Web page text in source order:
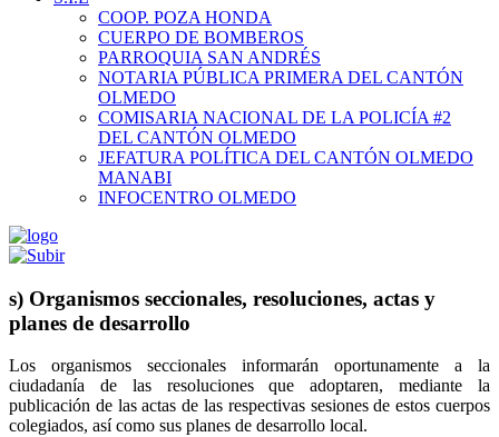
COOP. POZA HONDA
CUERPO DE BOMBEROS
PARROQUIA SAN ANDRÉS
NOTARIA PÚBLICA PRIMERA DEL CANTÓN
OLMEDO
COMISARIA NACIONAL DE LA POLICÍA #2
DEL CANTÓN OLMEDO
JEFATURA POLÍTICA DEL CANTÓN OLMEDO
MANABI
INFOCENTRO OLMEDO
s) Organismos seccionales, resoluciones, actas y
planes de desarrollo
Los organismos seccionales informarán oportunamente a la
ciudadanía de las resoluciones que adoptaren, mediante la
publicación de las actas de las respectivas sesiones de estos cuerpos
colegiados, así como sus planes de desarrollo local.